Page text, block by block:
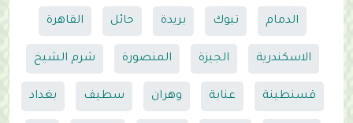
الدمام تبوك بريدة حائل القاهرة
الاسكندرية الجيزة المنصورة شرم الشيخ
قسنطينة عنابة وهران سطيف بغداد